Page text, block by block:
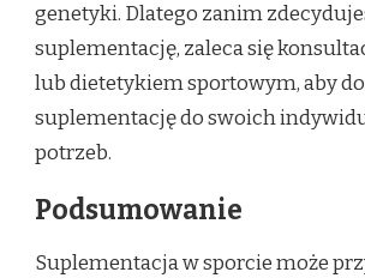
genetyki. Dlatego zanim
suplementację, zaleca się
lub dietetykiem sportowym, aby
suplementację do swoich
potrzeb.
Podsumowanie
Suplementacja w sporcie może